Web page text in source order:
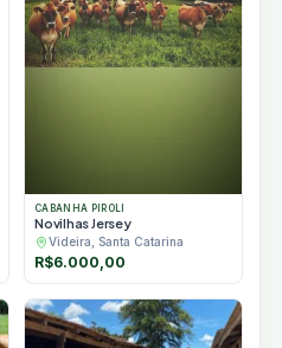
CABANHA PIROLI
Novilhas Jersey
Videira, Santa Catarina
R$6.000,00